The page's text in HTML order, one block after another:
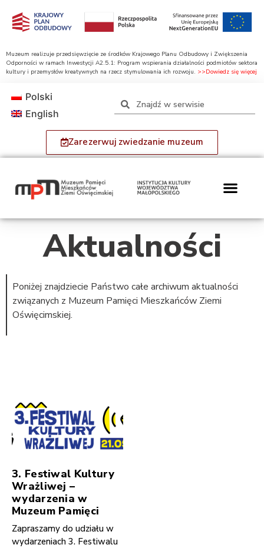
Muzeum realizuje przedsięwzięcie ze środków Krajowego Planu Odbudowy i Zwiększenia
Odporności w ramach Inwestycji A2.5.1: Program wspierania działalności podmiotów sektora
kultury i przemysłów kreatywnych na rzecz stymulowania ich rozwoju. >>Dowiedz się więcej
Zarezerwuj zwiedzanie muzeum
Polski
English
Aktualności
Poniżej znajdziecie Państwo całe archiwum aktualności
związanych z Muzeum Pamięci Mieszkańców Ziemi
Oświęcimskiej.
3. Festiwal Kultury
Wrażliwej –
wydarzenia w
Muzeum Pamięci
Zapraszamy do udziału w
wydarzeniach 3. Festiwalu